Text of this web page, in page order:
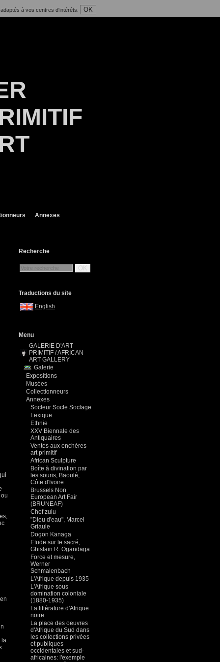
à vos centres d'intérêts. OK
Annexes
la
Recherche
OK
Traductions du site
English
Menu
GALERIE D'ART
PRIMITIF / AFRICAN
ART GALLERY
Galerie
Expositions
Musées
Collectionneurs
Annexes
Socleur Socle Soclage
Lexique
Ethnie
XXV Biennale des
Antiquaires
Ventes aux enchères
art primitif
African Sculpture
Boîte à divination par
les souris, Baoulé,
Côte d'Ivoire
Brussels Non
European Art Fair
(BRUNEAF)
Chef zulu
"Dieu d'eau", Marcel
Griaule
Dogon Kanaga
Etude sur le sacré,
Ghislain R. Ogandaga
Force et mesure,
Werner
Schmalenbach
L'Afrique depuis 1935
L'Afrique sous
domination coloniale
(1880-1935)
La littérature d'Afrique
noire
La place des oeuvres
d'Afrique du Sud dans
les collections privées
et publiques
occidentales et sud-
africaines: l'exemple